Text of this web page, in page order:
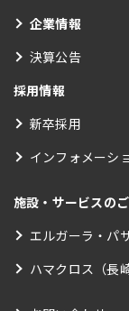
企業情報
決算公告
採用情報
新卒採用
インフォメーシ
施設・サービスの
エルガーラ・パ
ハマクロス（長崎